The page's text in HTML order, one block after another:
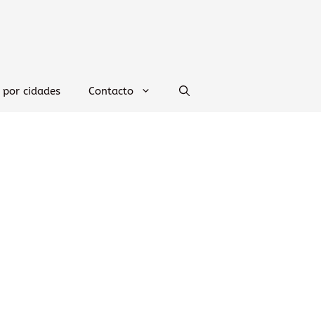
cidades Contacto